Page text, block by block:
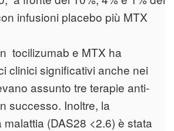
infusioni placebo più MTX
tocilizumab e MTX ha
clinici significativi anche nei
assunto tre terapie anti-
successo. Inoltre, la
(DAS28 <2.6) è stata